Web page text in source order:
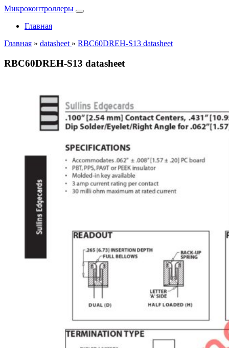
Микроконтроллеры
Главная
Главная » datasheet » RBC60DREH-S13 datasheet
RBC60DREH-S13 datasheet